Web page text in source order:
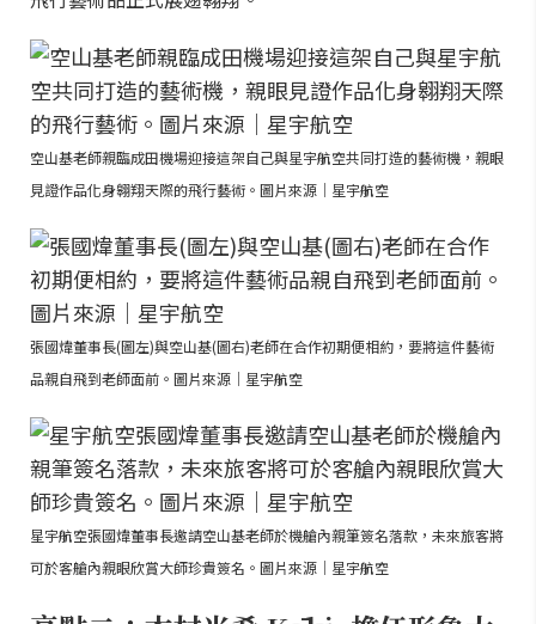
空山基老師親臨成田機場迎接這架自己與星宇航空共同打造的藝術機，親眼
見證作品化身翱翔天際的飛行藝術。圖片來源｜星宇航空
張國煒董事長(圖左)與空山基(圖右)老師在合作初期便相約，要將這件藝術
品親自飛到老師面前。圖片來源｜星宇航空
星宇航空張國煒董事長邀請空山基老師於機艙內親筆簽名落款，未來旅客將
可於客艙內親眼欣賞大師珍貴簽名。圖片來源｜星宇航空